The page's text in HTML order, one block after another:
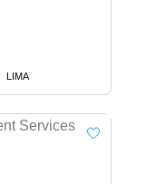
LIMA